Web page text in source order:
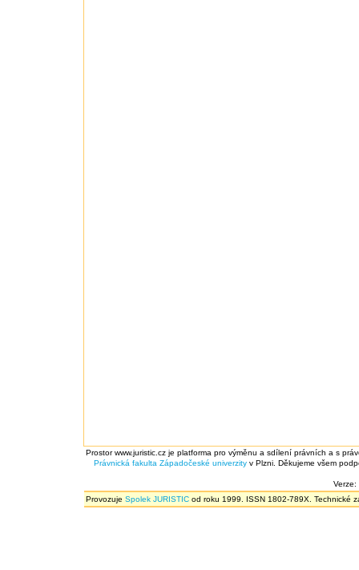
Prostor www.juristic.cz je platforma pro výměnu a sdílení právních a s
Právnická fakulta Západočeské univerzity v Plzni. Děkujeme všem
Verze:
Provozuje Spolek JURISTIC od roku 1999. ISSN 1802-789X. Technické